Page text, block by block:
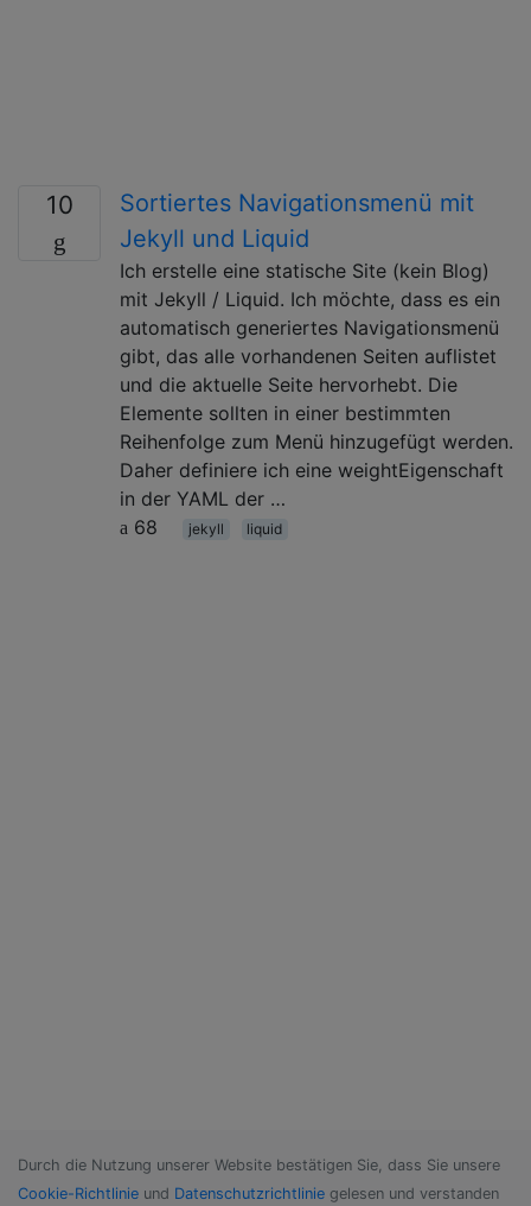
10
Sortiertes Navigationsmenü mit
Jekyll und Liquid
Ich erstelle eine statische Site (kein Blog)
mit Jekyll / Liquid. Ich möchte, dass es ein
automatisch generiertes Navigationsmenü
gibt, das alle vorhandenen Seiten auflistet
und die aktuelle Seite hervorhebt. Die
Elemente sollten in einer bestimmten
Reihenfolge zum Menü hinzugefügt werden.
Daher definiere ich eine weightEigenschaft
in der YAML der …
68
jekyll liquid
Durch die Nutzung unserer Website bestätigen Sie, dass Sie unsere
Cookie-Richtlinie und Datenschutzrichtlinie gelesen und verstanden